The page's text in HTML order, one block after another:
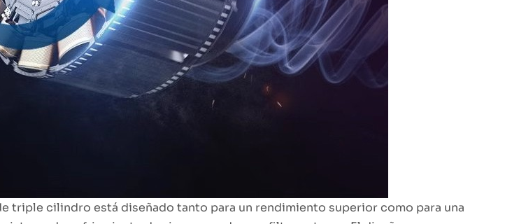
triple cilindro está diseñado tanto para un rendimiento superior como para una